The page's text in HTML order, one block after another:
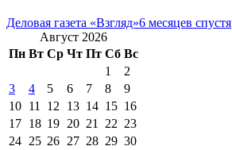
Деловая газета «Взгляд»6 месяцев спустя
Август 2026
Пн Вт Ср Чт Пт Сб Вс
1
2
3
4 5 6 7 8
9
10 11 12 13 14 15 16
17 18 19 20 21 22 23
24 25 26 27 28 29 30